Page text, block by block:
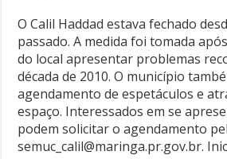
O Calil Haddad estava fechado
passado. A medida foi tomada
do local apresentar problemas
década de 2010. O município
agendamento de espetáculos e
espaço. Interessados em se
podem solicitar o agendamento
semuc_calil@maringa.pr.gov.br.